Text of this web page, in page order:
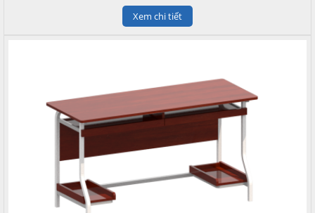
Xem chi tiết